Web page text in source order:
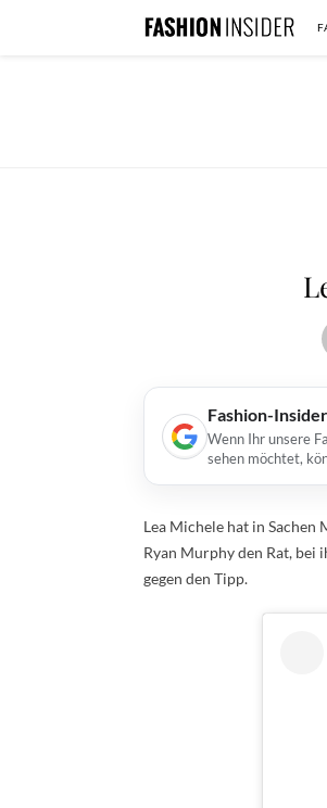
Fashion-
Wenn Ihr unsere
sehen möchtet,
Lea Michele hat in Sachen
Ryan Murphy den Rat, bei
gegen den Tipp.